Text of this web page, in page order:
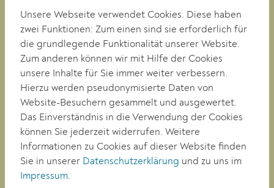
buergerservice@krems.gv.at
RATHAUS
LEBEN
BAUEN/WIRTSCHAFT
BILDUNG
KULTUR
QUICKLINKS
Parken in Krems
Unsere Webseite verwendet Cookies. Diese haben
zwei Funktionen: Zum einen sind sie erforderlich für
die grundlegende Funktionalität unserer Website.
Zum anderen können wir mit Hilfe der Cookies
unsere Inhalte für Sie immer weiter verbessern.
Hierzu werden pseudonymisierte Daten von
Website-Besuchern gesammelt und ausgewertet.
Das Einverständnis in die Verwendung der Cookies
können Sie jederzeit widerrufen. Weitere
Informationen zu Cookies auf dieser Website finden
Sie in unserer Datenschutzerklärung und zu uns im
Impressum.